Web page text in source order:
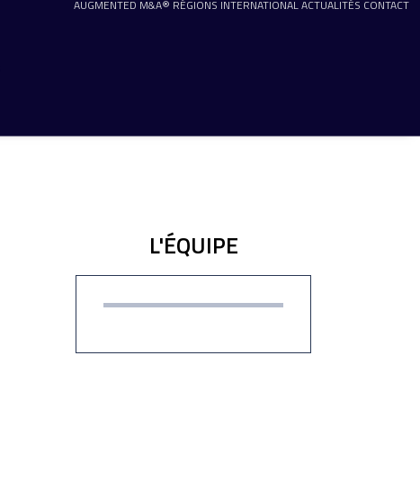
AUGMENTED M&A® RÉGIONS INTERNATIONALACTUALITÉS CONTACT
L'ÉQUIPE